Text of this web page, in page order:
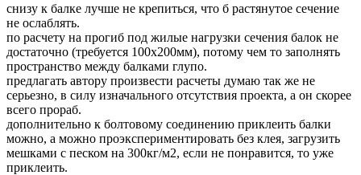
снизу к балке лучше не крепиться, что б растянутое сечение
не ослаблять.
по расчету на прогиб под жилые нагрузки сечения балок не
достаточно (требуется 100х200мм), потому чем то заполнять
пространство между балками глупо.
предлагать автору произвести расчеты думаю так же не
серьезно, в силу изначального отсутствия проекта, а он скорее
всего прораб.
дополнительно к болтовому соединению приклеить балки
можно, а можно проэкспериментировать без клея, загрузить
мешками с песком на 300кг/м2, если не понравится, то уже
приклеить.